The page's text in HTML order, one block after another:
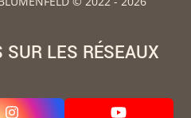
SUR LES RÉSEAUX